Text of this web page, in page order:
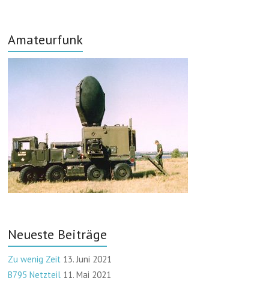
Amateurfunk
Neueste Beiträge
Zu wenig Zeit 13. Juni 2021
B795 Netzteil 11. Mai 2021